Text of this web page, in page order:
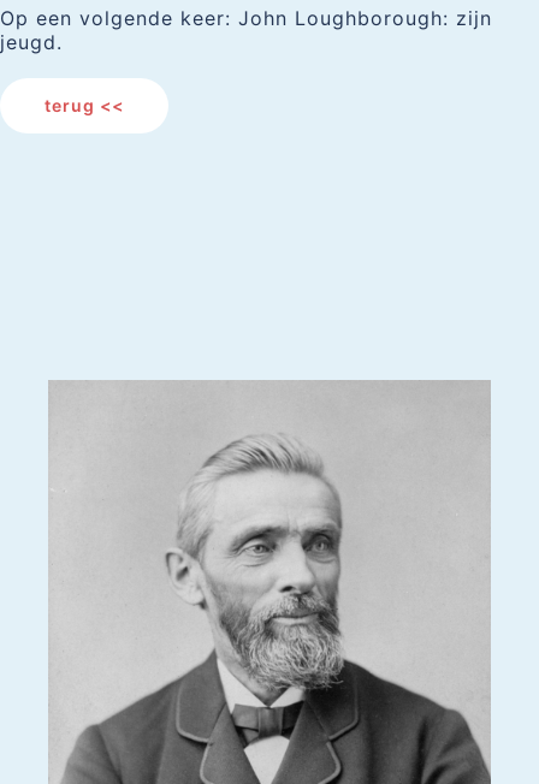
Op een volgende keer: John Loughborough: zijn
jeugd.
terug <<